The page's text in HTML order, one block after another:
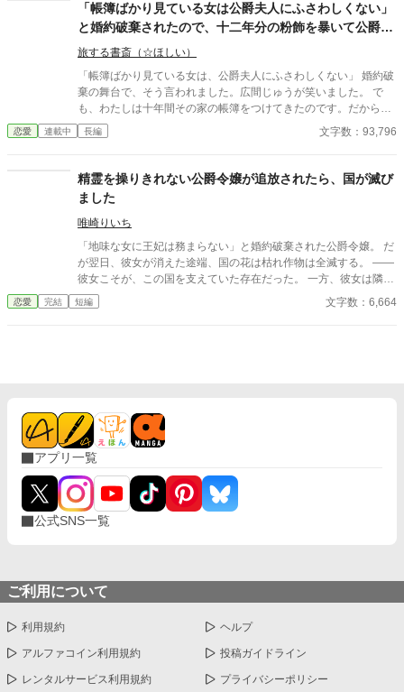
大きな存在だったかを思い知る。 一方、隣国ではレオンハルトの
敬意がいつしか恋心へと変わっていた。対等な関係の中で求婚を
受け入れたエリーゼは、新しい人生を歩み始める。すべてを失い
微動だにしない。 過去を振り返ることなく、エリーゼは自分を正
しく見てくれる相手のもとで、本当の幸せを掴み取る——「無関
心」という最も静かで確実な復讐を成し遂げながら。
「帳簿ばかり見ている女は公爵夫人にふさわしくない」
と婚約破棄されたので、十二年分の粉飾を暴いて公爵家
を潰しました
旅する書斎（☆ほしい）
「帳簿ばかり見ている女は、公爵夫人にふさわしくない」 婚約破
棄の舞台で、そう言われました。広間じゅうが笑いました。 で
も、わたしは十年間その家の帳簿をつけてきたのです。だから知
っています。フェルゼン公爵家の帳簿は、十二年前から一度も合
っていません。 前の暮らしで、わたしは会計士でした。顔も名前
法は使えません。剣も振れません。できるのは、歩幅を数えるこ
と、三度足すこと、端数を見ること、日付の差を取ること。ただ
それだけです。 けれど紙は書き直せても、焼けた家は書き直せな
い。買ったことになっている馬は、どこにもいない。十二年前に
辞めた十一人は、どこかで暮らしている。 一行ずつ数えていく
と、公爵家の足もとから音が鳴りはじめました。 わたしを笑わな
かった人がひとりだけいます。王室監査院の監査卿。人の顔を見
ずに、数字のほうを見る人です。 数える女の、静かな監査ざま
ぁ。
恋愛 連載中 長編 文字数：93,796
精霊を操りきれない公爵令嬢が追放されたら、国が滅び
ました
唯崎りいち
「地味な女に王妃は務まらない」と婚約破棄された公爵令嬢。 だ
が翌日、彼女が消えた途端、国の花は枯れ作物は全滅する。 ――
彼女こそが、この国を支えていた存在だった。 一方、彼女は隣国
で“氷の将軍”に溺愛されていた。 手遅れになってから縋る王子と
滅びゆく国をよそに、彼女は初めての恋を知る。
恋愛 完結 短編 文字数：6,664
アプリ一覧
公式SNS一覧
ご利用について
利用規約 ヘルプ
アルファコイン利用規約 投稿ガイドライン
レンタルサービス利用規約 プライバシーポリシー